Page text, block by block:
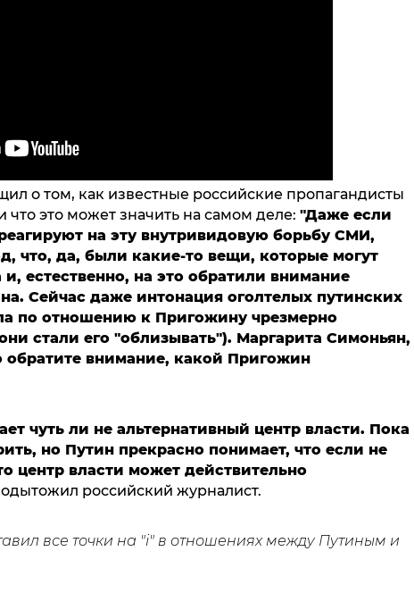
о том, как известные российские пропагандисты
это может значить на самом деле: "Даже если
на эту внутривидовую борьбу СМИ,
что, да, были какие-то вещи, которые могут
естественно, на это обратили внимание
Сейчас даже интонация оголтелых путинских
по отношению к Пригожину чрезмерно
стали его "облизывать"). Маргарита Симоньян,
обратите внимание, какой Пригожин
чуть ли не альтернативный центр власти. Пока
но Путин прекрасно понимает, что если не
центр власти может действительно
российский журналист.
все точки на "і" в отношениях между Путиным и